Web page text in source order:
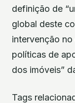
definição de
global deste
intervenção
políticas de
dos imóveis”
Tags